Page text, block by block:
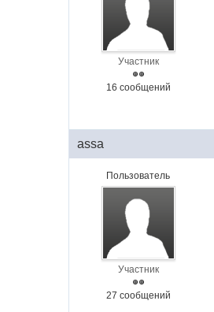
Участник
16 сообщений
assa
Пользователь
Участник
27 сообщений